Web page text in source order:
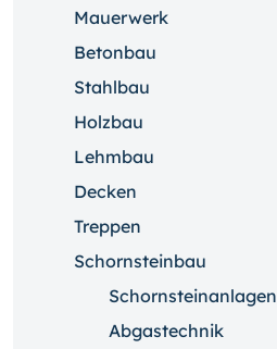
Mauerwerk
Betonbau
Stahlbau
Holzbau
Lehmbau
Decken
Treppen
Schornsteinbau
Schornsteinanlagen
Abgastechnik